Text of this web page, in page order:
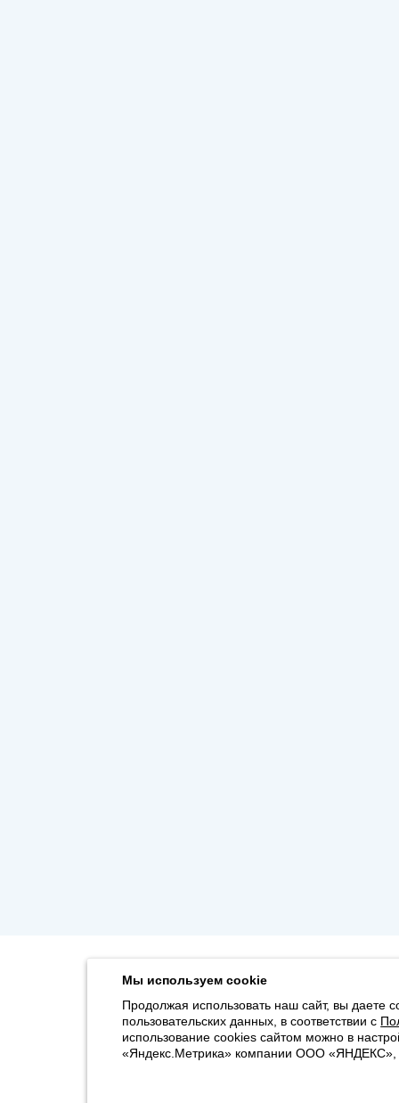
Мы используем cookie
Продолжая использовать наш сайт, вы даете
пользовательских данных, в соответствии с
использование cookies сайтом можно в
«Яндекс.Метрика» компании ООО «ЯНДЕКС»,